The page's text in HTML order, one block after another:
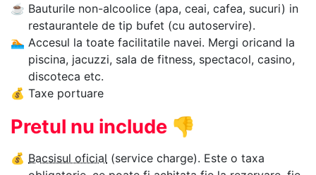
☕ Bauturile non-alcoolice (apa, ceai, cafea, sucuri) in
restaurantele de tip bufet (cu autoservire).
🏊‍ Accesul la toate facilitatile navei. Mergi oricand la
piscina, jacuzzi, sala de fitness, spectacol, casino,
discoteca etc.
💰 Taxe portuare
Pretul nu include 👎
💰 Bacsisul oficial (service charge). Este o taxa